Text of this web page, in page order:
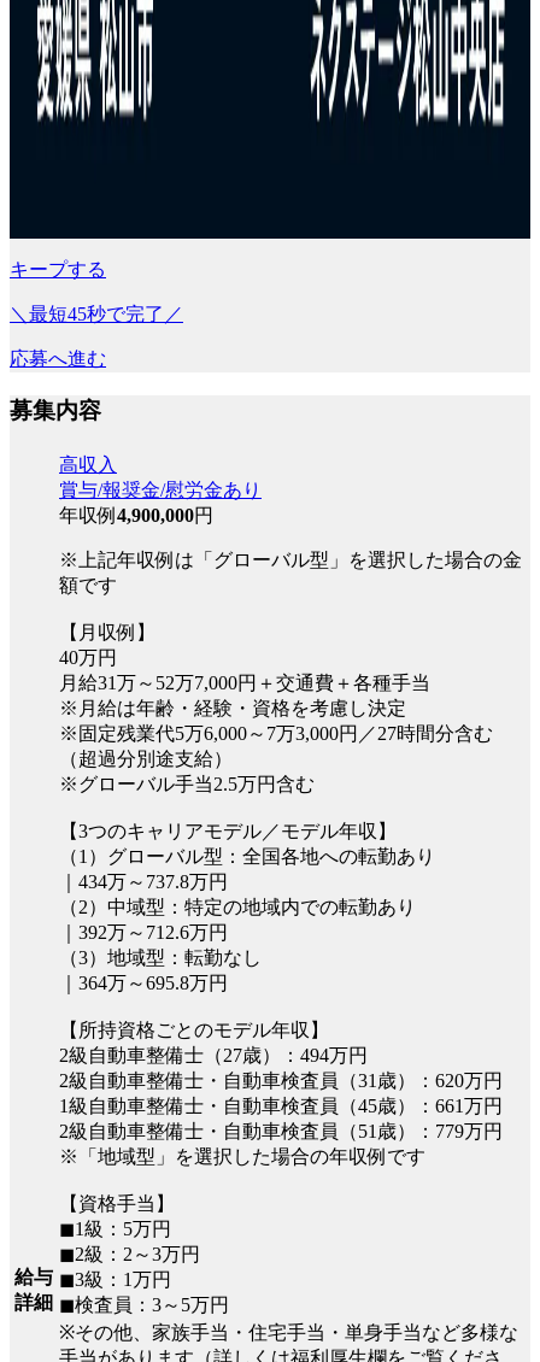
キープする
＼最短45秒で完了／
応募へ進む
募集内容
給与
詳細
高収入
賞与/報奨金/慰労金あり
年収例 4,900,000円
※上記年収例は「グローバル型」を選択した場合の金
額です
【月収例】
40万円
月給31万～52万7,000円＋交通費＋各種手当
※月給は年齢・経験・資格を考慮し決定
※固定残業代5万6,000～7万3,000円／27時間分含む
（超過分別途支給）
※グローバル手当2.5万円含む
【3つのキャリアモデル／モデル年収】
（1）グローバル型：全国各地への転勤あり
｜434万～737.8万円
（2）中域型：特定の地域内での転勤あり
｜392万～712.6万円
（3）地域型：転勤なし
｜364万～695.8万円
【所持資格ごとのモデル年収】
2級自動車整備士（27歳）：494万円
2級自動車整備士・自動車検査員（31歳）：620万円
1級自動車整備士・自動車検査員（45歳）：661万円
2級自動車整備士・自動車検査員（51歳）：779万円
※「地域型」を選択した場合の年収例です
【資格手当】
◼︎1級：5万円
◼︎2級：2～3万円
◼︎3級：1万円
◼︎検査員：3～5万円
※その他、家族手当・住宅手当・単身手当など多様な
手当があります（詳しくは福利厚生欄をご覧くださ